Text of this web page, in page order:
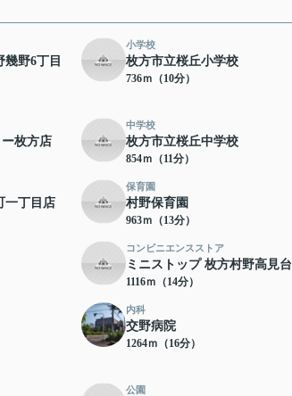
野6丁目
小学校
枚方市立桜丘小学校
736ｍ（10分）
枚方店
中学校
枚方市立桜丘中学校
854ｍ（11分）
一丁目店
保育園
村野保育園
963ｍ（13分）
コンビニエンスストア
ミニストップ 枚方村野高見
1116ｍ（14分）
内科
交野病院
1264ｍ（16分）
公園